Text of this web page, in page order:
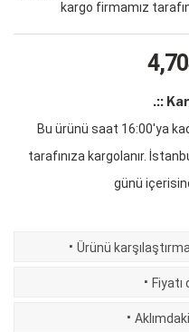
kargo firmamız
.::
Bu ürünü saat 16:00'ya
tarafınıza kargolanır.
günü
· Ürünü
·
·